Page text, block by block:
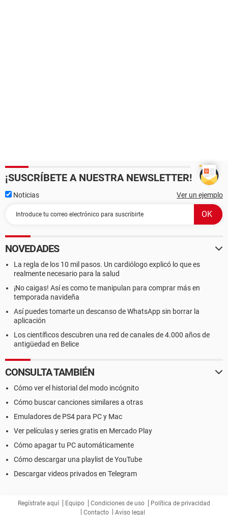
¡SUSCRÍBETE A NUESTRA NEWSLETTER!
Noticias Ver un ejemplo
NOVEDADES
La regla de los 10 mil pasos. Un cardiólogo explicó lo que es
realmente necesario para la salud
¡No caigas! Así es como te manipulan para comprar más en
temporada navideña
Así puedes tomarte un descanso de WhatsApp sin borrar la
aplicación
Los científicos descubren una red de canales de 4.000 años de
antigüedad en Belice
CONSULTA TAMBIÉN
Cómo ver el historial del modo incógnito
Cómo buscar canciones similares a otras
Emuladores de PS4 para PC y Mac
Ver películas y series gratis en Mercado Play
Cómo apagar tu PC automáticamente
Cómo descargar una playlist de YouTube
Descargar videos privados en Telegram
Regístrate aquí Equipo Condiciones de uso
Política de privacidad
Contacto
Aviso legal